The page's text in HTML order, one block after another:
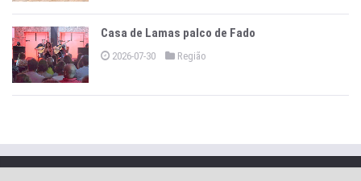
Casa de Lamas palco de Fado
2026-07-30 Região